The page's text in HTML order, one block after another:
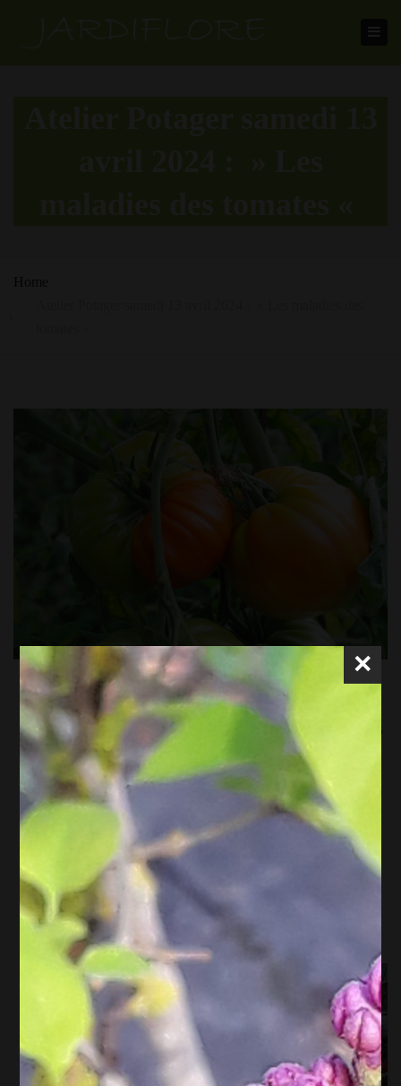
Atelier Potager samedi 13 avril
2024 : » Les maladies des tomates
«
La lutte biologique contre les
maladies des tomates .
Peur de te lancer dans la culture des tomates « parce que c’est
trop compliqué ».
Marre de ne pas en sortir avec le
chimiques .
Tu rêve de retrouver le bon
×